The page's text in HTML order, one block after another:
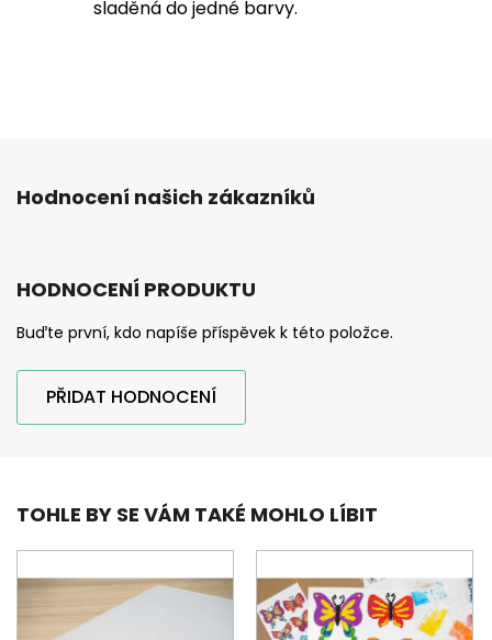
sladěná do jedné barvy.
Hodnocení našich zákazníků
HODNOCENÍ PRODUKTU
Buďte první, kdo napíše příspěvek k této položce.
PŘIDAT HODNOCENÍ
TOHLE BY SE VÁM TAKÉ MOHLO LÍBIT